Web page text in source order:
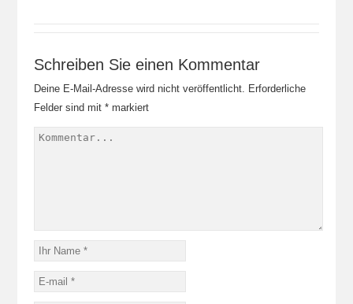
Schreiben Sie einen Kommentar
Deine E-Mail-Adresse wird nicht veröffentlicht. Erforderliche
Felder sind mit *markiert